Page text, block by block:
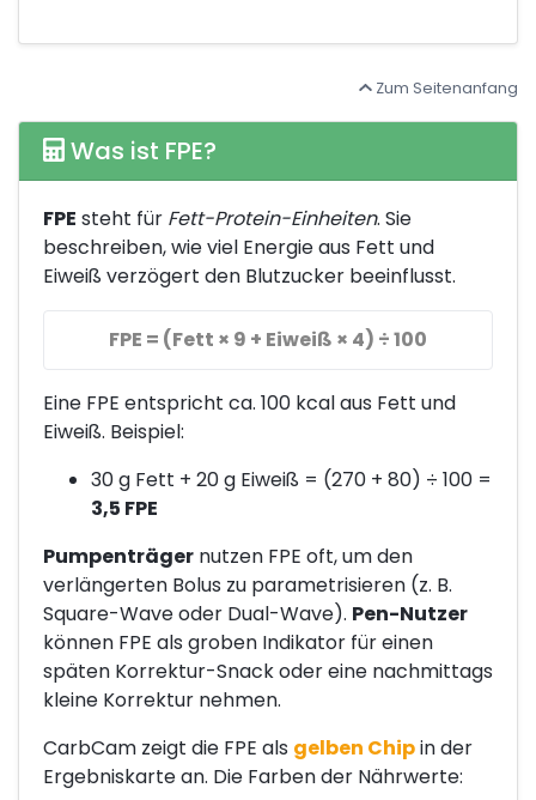
Zum Seitenanfang
Was ist FPE?
FPE steht für Fett-Protein-Einheiten. Sie
beschreiben, wie viel Energie aus Fett und
Eiweiß verzögert den Blutzucker beeinflusst.
FPE = (Fett × 9 + Eiweiß × 4) ÷ 100
Eine FPE entspricht ca. 100 kcal aus Fett und
Eiweiß. Beispiel:
30 g Fett + 20 g Eiweiß = (270 + 80) ÷ 100 =
3,5 FPE
Pumpenträger nutzen FPE oft, um den
verlängerten Bolus zu parametrisieren (z. B.
Square-Wave oder Dual-Wave). Pen-Nutzer
können FPE als groben Indikator für einen
späten Korrektur-Snack oder eine nachmittags
kleine Korrektur nehmen.
CarbCam zeigt die FPE als gelben Chipin der
Ergebniskarte an. Die Farben der Nährwerte: